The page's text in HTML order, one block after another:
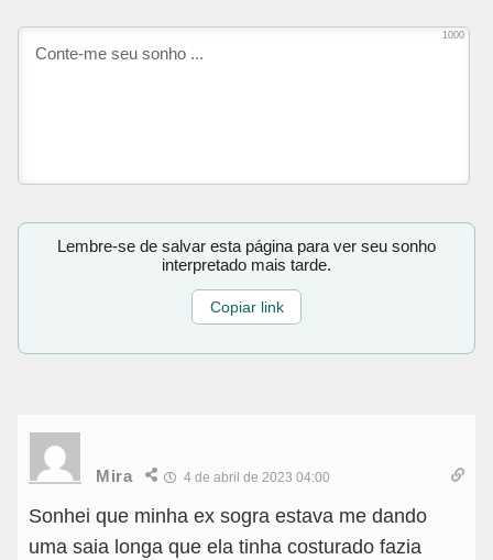
1000
Lembre-se de salvar esta página para ver seu sonho
interpretado mais tarde.
Copiar link
Mira 4 de abril de 2023 04:00
Sonhei que minha ex sogra estava me dando
uma saia longa que ela tinha costurado fazia